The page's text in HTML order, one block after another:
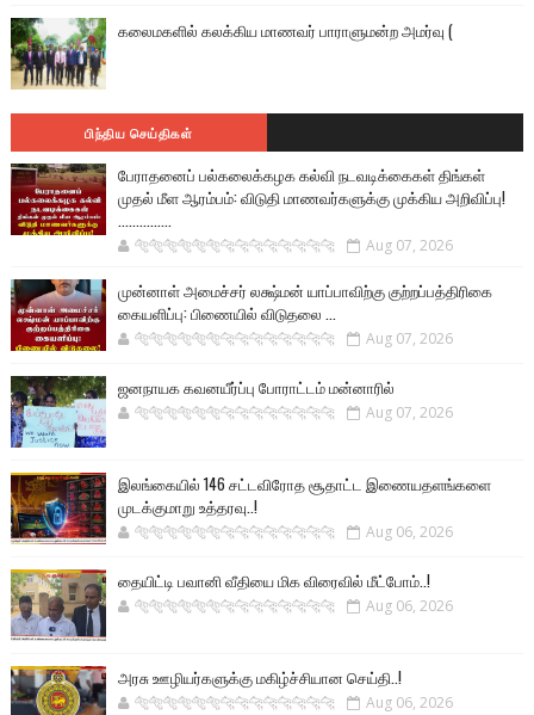
கலைமகளில் கலக்கிய மாணவர் பாராளுமன்ற அமர்வு (
பிந்திய செய்திகள்
பேராதனைப் பல்கலைக்கழக கல்வி நடவடிக்கைகள் திங்கள்
முதல் மீள ஆரம்பம்: விடுதி மாணவர்களுக்கு முக்கிய அறிவிப்பு!
...............
🐅🐅🐅🐅🐅🐅🐆🐆🐆🐆🐆🐆🐆🐆 Aug 07, 2026
முன்னாள் அமைச்சர் லக்ஷ்மன் யாப்பாவிற்கு குற்றப்பத்திரிகை
கையளிப்பு: பிணையில் விடுதலை ...
🐅🐅🐅🐅🐅🐅🐆🐆🐆🐆🐆🐆🐆🐆 Aug 07, 2026
ஜனநாயக கவனயீர்ப்பு போராட்டம் மன்னாரில்
🐅🐅🐅🐅🐅🐅🐆🐆🐆🐆🐆🐆🐆🐆 Aug 07, 2026
இலங்கையில் 146 சட்டவிரோத சூதாட்ட இணையதளங்களை
முடக்குமாறு உத்தரவு..!
🐅🐅🐅🐅🐅🐅🐆🐆🐆🐆🐆🐆🐆🐆 Aug 06, 2026
தையிட்டி பவானி வீதியை மிக விரைவில் மீட்போம்..!
🐅🐅🐅🐅🐅🐅🐆🐆🐆🐆🐆🐆🐆🐆 Aug 06, 2026
அரசு ஊழியர்களுக்கு மகிழ்ச்சியான செய்தி..!
🐅🐅🐅🐅🐅🐅🐆🐆🐆🐆🐆🐆🐆🐆 Aug 06, 2026